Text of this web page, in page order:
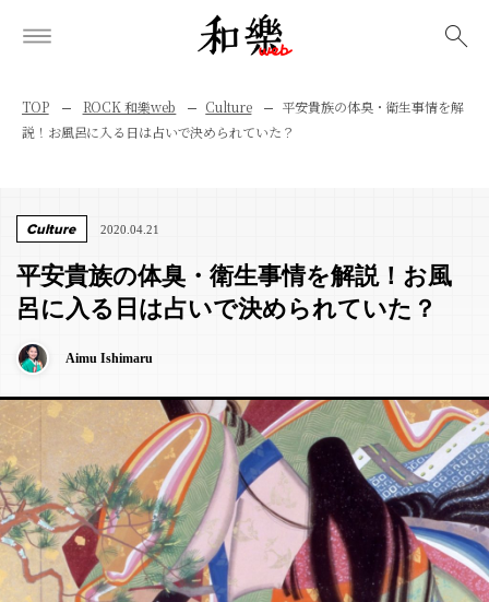
TOP ROCK 和樂web Culture
平安貴族の体臭・衛生事情を解
説！お風呂に入る日は占いで決められていた？
Culture 2020.04.21
平安貴族の体臭・衛生事情を解説！お風
呂に入る日は占いで決められていた？
Aimu Ishimaru